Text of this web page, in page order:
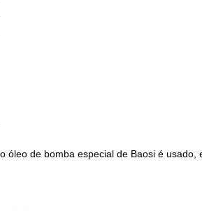
óleo de bomba especial de Baosi é